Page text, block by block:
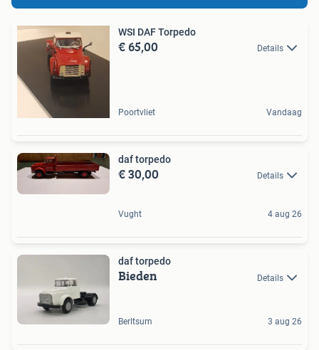
WSI DAF Torpedo
€ 65,00 Details
Poortvliet Vandaag
daf torpedo
€ 30,00 Details
Vught 4 aug 26
daf torpedo
Bieden Details
Berltsum 3 aug 26